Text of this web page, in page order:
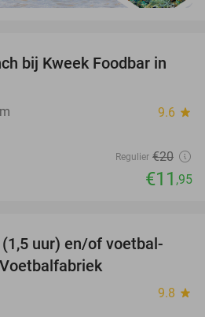
40%
bij Kweek Foodbar in
9.6 star
Regulier €20
€11 ,95
31%
uur) en/of voetbal-
9.8 star